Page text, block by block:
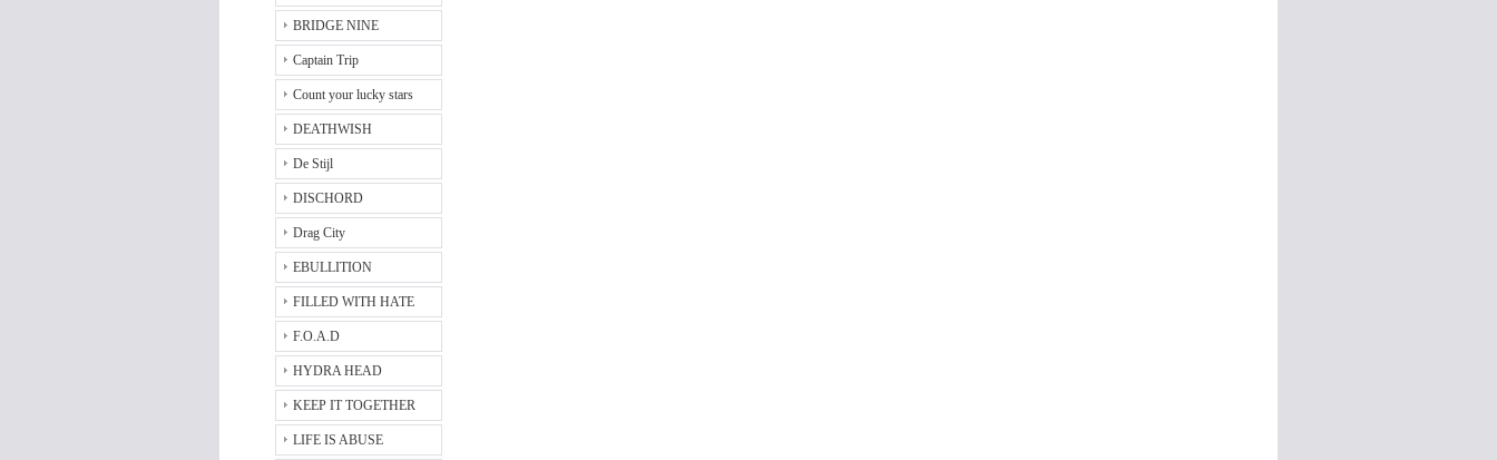
BRIDGE NINE
Captain Trip
Count your lucky stars
DEATHWISH
De Stijl
DISCHORD
Drag City
EBULLITION
FILLED WITH HATE
F.O.A.D
HYDRA HEAD
KEEP IT TOGETHER
LIFE IS ABUSE